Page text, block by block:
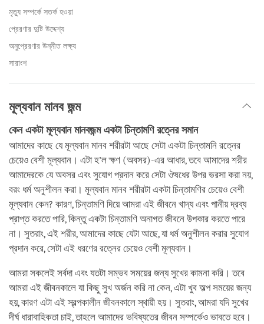
মৃত্যু সম্পর্কে সতর্ক হওয়া
প্রেরণার দুটি উদ্দেশ্য
অনুপ্রেরণার উন্নীত লক্ষ্য
সারাংশ
মূল্যবান মানব জন্ম
কেন একটা মূল্যবান মানবজন্ম একটা চিন্তামণি রত্নের সমান
আমাদের কাছে যে মূল্যবান মানব শরীরটা আছে সেটা একটা চিন্তামনি রত্নের
চেয়েও বেশী মূল্যবান। এটা হ’ল ক্ষণ (অবসর)-এর আধার, তবে আমাদের শরীর
আমাদেরকে যে অবসর এবং সুযোগ প্রদান করে সেটা ঔষধের উপর ভরসা করা নয়,
বরং ধর্ম অনুশীলন করা। মূল্যবান মানব শরীরটা একটা চিন্তামণির চেয়েও বেশী
মূল্যবান কেন? কারণ, চিন্তামণি দিয়ে আমরা এই জীবনে খাদ্য এবং পানীয় দ্রব্য
প্রাপ্ত করতে পারি, কিন্তু একটা চিন্তামণি অনাগত জীবনে উপকার করতে পারে
না। সুতরাং, এই শরীর, আমাদের কাছে যেটা আছে, যা ধর্ম অনুশীলন করার সুযোগ
প্রদান করে, সেটা এই ধরণের রত্নের চেয়েও বেশী মূল্যবান।
আমরা সকলেই সর্বদা এবং যতটা সম্ভব সময়ের জন্য সুখের কামনা করি। তবে
আমরা এই জীবনকালে যা কিছু সুখ অর্জন করি না কেন, এটা খুব অল্প সময়ের জন্য
হয়, কারণ এটা এই স্বল্পকালীন জীবনকালে স্থায়ী হয়। সুতরাং, আমরা যদি সুখের
দীর্ঘ ধারাবাহিকতা চাই, তাহলে আমাদের ভবিষ্যতের জীবন সম্পর্কেও ভাবতে হবে।